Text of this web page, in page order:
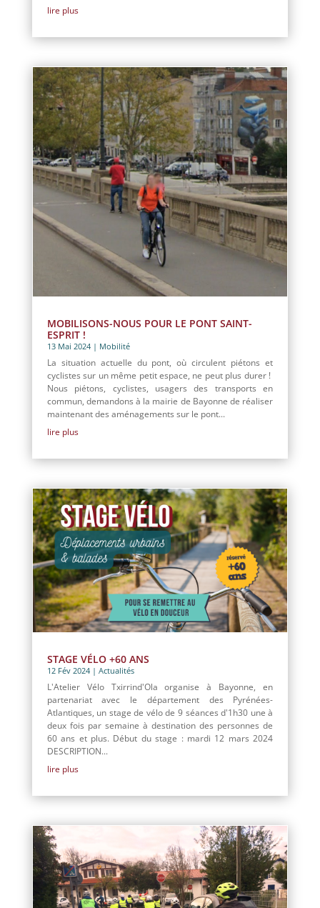
lire plus
MOBILISONS-NOUS POUR LE PONT SAINT-
ESPRIT !
13 Mai 2024| Mobilité
La situation actuelle du pont, où circulent piétons et
cyclistes sur un même petit espace, ne peut plus durer !
Nous piétons, cyclistes, usagers des transports en
commun, demandons à la mairie de Bayonne de réaliser
maintenant des aménagements sur le pont...
lire plus
STAGE VÉLO +60 ANS
12 Fév 2024| Actualités
L'Atelier Vélo Txirrind'Ola organise à Bayonne, en
partenariat avec le département des Pyrénées-
Atlantiques, un stage de vélo de 9 séances d'1h30 une à
deux fois par semaine à destination des personnes de
60 ans et plus. Début du stage : mardi 12 mars 2024
DESCRIPTION...
lire plus